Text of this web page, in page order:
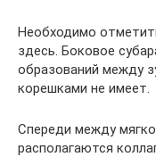
Необходимо
здесь. Боковое
образований между
корешками не имеет.
Спереди между
располагаются